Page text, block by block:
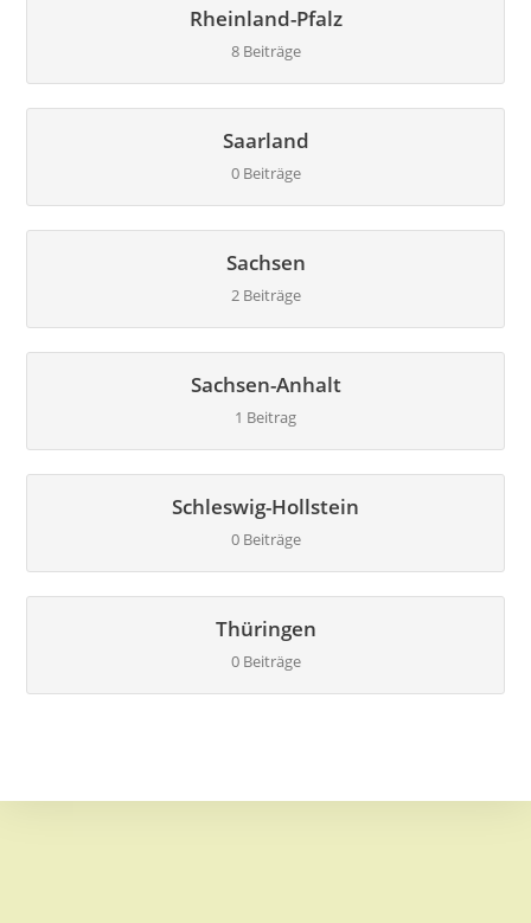
Rheinland-Pfalz
8 Beiträge
Saarland
0 Beiträge
Sachsen
2 Beiträge
Sachsen-Anhalt
1 Beitrag
Schleswig-Hollstein
0 Beiträge
Thüringen
0 Beiträge